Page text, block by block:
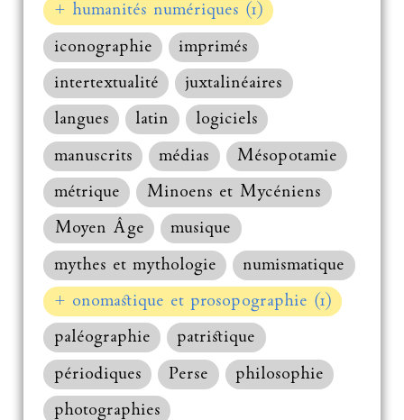
+ humanités numériques (1)
iconographie
imprimés
intertextualité
juxtalinéaires
langues
latin
logiciels
manuscrits
médias
Mésopotamie
métrique
Minoens et Mycéniens
Moyen Âge
musique
mythes et mythologie
numismatique
+ onomastique et prosopographie (1)
paléographie
patristique
périodiques
Perse
philosophie
photographies